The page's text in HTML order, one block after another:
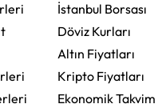
İstanbul Borsası
Döviz Kurları
Altın Fiyatları
Kripto Fiyatları
Ekonomik Takvim